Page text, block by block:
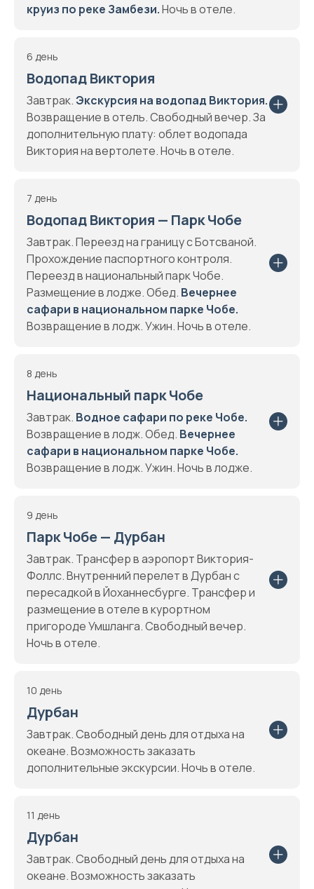
круиз по реке Замбези.Ночь в отеле.
6 день
Водопад Виктория
Завтрак.Экскурсия на водопад Виктория.
Возвращение в отель. Свободный вечер. За
дополнительную плату: облет водопада
Виктория на вертолете. Ночь в отеле.
7 день
Водопад Виктория — Парк Чобе
Завтрак. Переезд на границу с Ботсваной.
Прохождение паспортного контроля.
Переезд в национальный парк Чобе.
Размещение в лодже. Обед. Вечернее
сафари в национальном парке Чобе.
Возвращение в лодж. Ужин. Ночь в отеле.
8 день
Национальный парк Чобе
Завтрак. Водное сафари по реке Чобе.
Возвращение в лодж. Обед. Вечернее
сафари в национальном парке Чобе.
Возвращение в лодж. Ужин. Ночь в лодже.
9 день
Парк Чобе — Дурбан
Завтрак. Трансфер в аэропорт Виктория-
Фоллс. Внутренний перелет в Дурбан с
пересадкой в Йоханнесбурге. Трансфер и
размещение в отеле в курортном
пригороде Умшланга. Свободный вечер.
Ночь в отеле.
10 день
Дурбан
Завтрак. Свободный день для отдыха на
океане. Возможность заказать
дополнительные экскурсии. Ночь в отеле.
11 день
Дурбан
Завтрак. Свободный день для отдыха на
океане. Возможность заказать